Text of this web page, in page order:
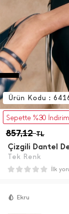
Sepette %30 İndirim
857,12TL
Çizgili Dantel
Tek Renk
Ürün Kodu :
İlk
Ekru